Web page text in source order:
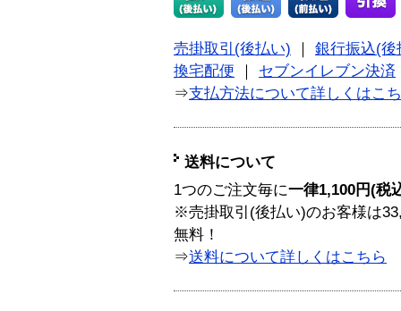
売掛取引(後払い)
銀行振込(後
換宅配便
セブンイレブン決済
⇒支払方法について詳しくはこ
送料について
1つのご注文毎に一律1,100円(税
※売掛取引(後払い)のお客様は
無料！
⇒送料について詳しくはこちら